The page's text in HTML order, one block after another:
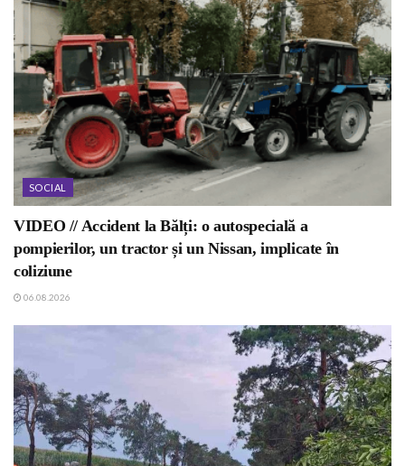
SOCIAL
VIDEO // Accident la Bălți: o autospecială a
pompierilor, un tractor și un Nissan, implicate în
coliziune
06.08.2026